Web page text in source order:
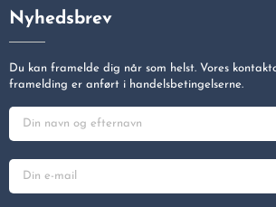
Nyhedsbrev
Du kan framelde dig når som helst. Vores
framelding er anført i handelsbetingelserne.